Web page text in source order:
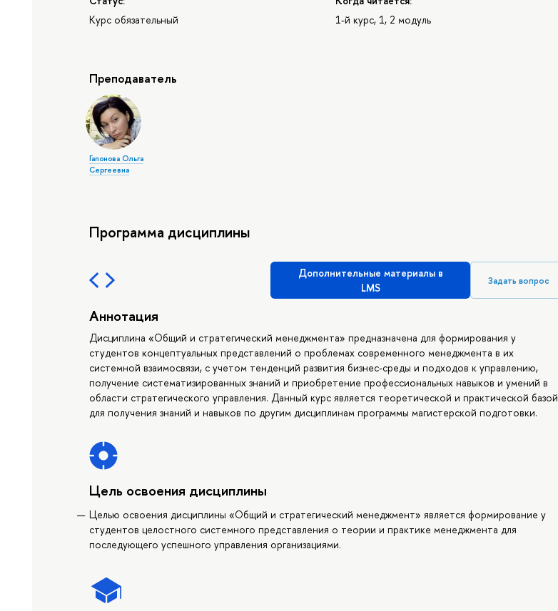
Курс обязательный
1-й курс, 1, 2 модуль
Преподаватель
Гапонова Ольга
Сергеевна
Программа дисциплины
Дополнительные материалы в
LMS
Задать вопрос
Аннотация
Дисциплина «Общий и стратегический менеджмента» предназначена для формирования у
студентов концептуальных представлений о проблемах современного менеджмента в их
системной взаимосвязи, с учетом тенденций развития бизнес-среды и подходов к управлению,
получение систематизированных знаний и приобретение профессиональных навыков и умений в
области стратегического управления. Данный курс является теоретической и практической базой
для получения знаний и навыков по другим дисциплинам программы магистерской подготовки.
Цель освоения дисциплины
Целью освоения дисциплины «Общий и стратегический менеджмент» является формирование у
студентов целостного системного представления о теории и практике менеджмента для
последующего успешного управления организациями.